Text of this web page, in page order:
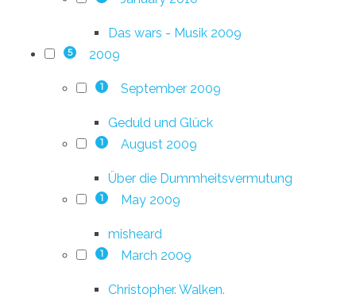
Das wars - Musik 2009
5 2009
1 September 2009
Geduld und Glück
1 August 2009
Über die Dummheitsvermutung
1 May 2009
misheard
1 March 2009
Christopher. Walken.